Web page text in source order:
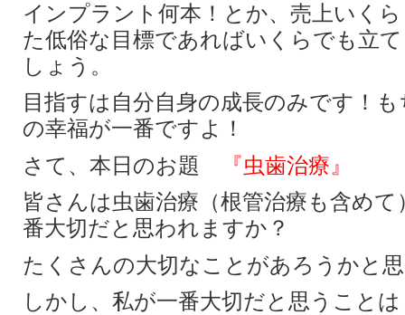
インプラント何本！とか、売上いく
た低俗な目標であればいくらでも立
しょう。
目指すは自分自身の成長のみです！
の幸福が一番ですよ！
さて、本日のお題
『虫歯治療』
皆さんは虫歯治療（根管治療も含め
番大切だと思われますか？
たくさんの大切なことがあろうかと
しかし、私が一番大切だと思うこと